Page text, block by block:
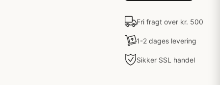
Fri fragt over kr. 500
1-2 dages levering
Sikker SSL handel